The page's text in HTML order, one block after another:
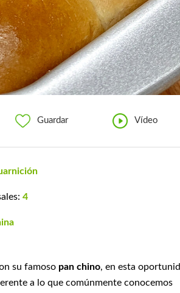
Guardar Vídeo
4
su famoso pan chino, en esta
a lo que comúnmente conocemos